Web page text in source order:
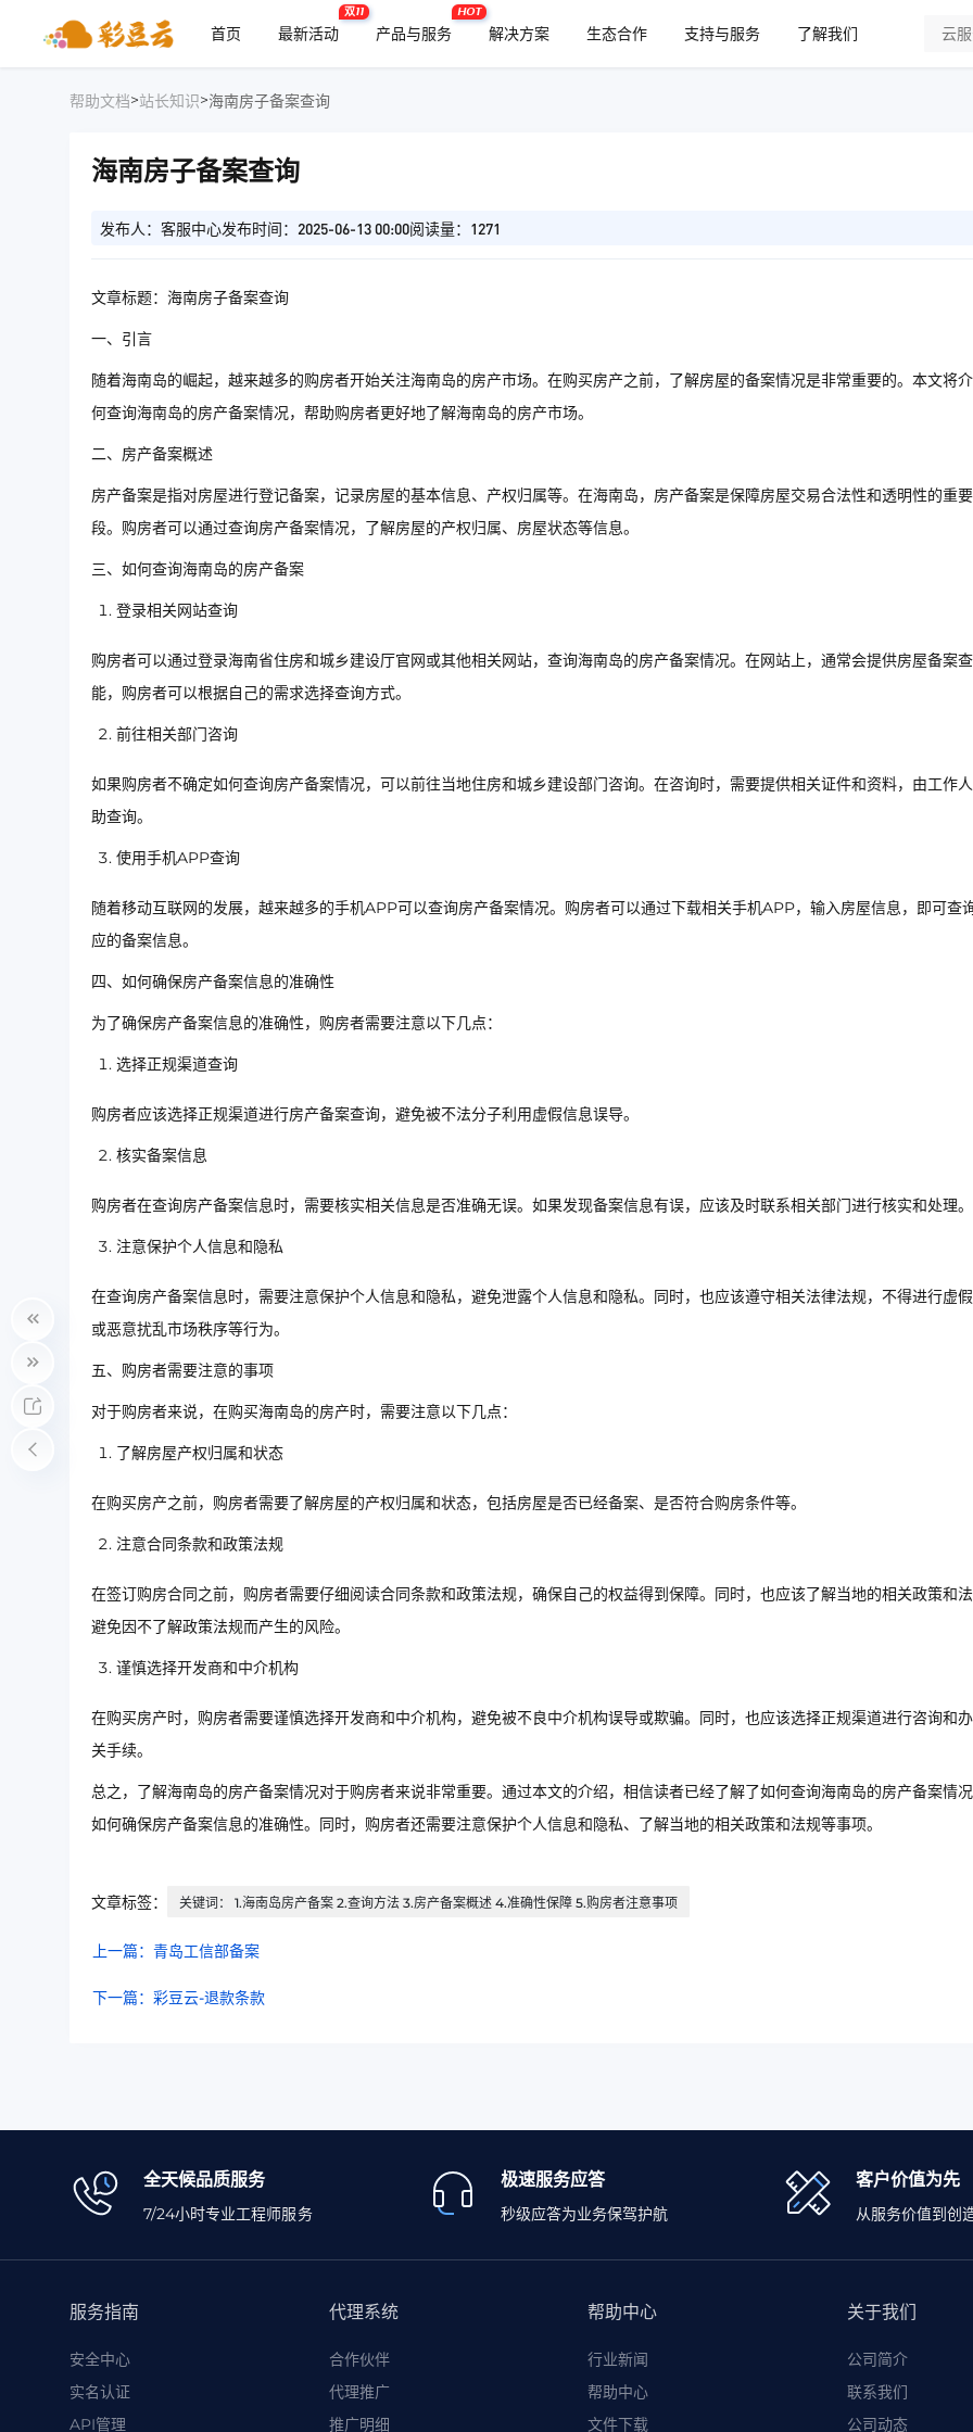
首页 最新活动
双11
产品与服务
HOT
解决方案 生态合作 支持与服务 了解我们
帮助文档>站长知识>海南房子备案查询
海南房子备案查询
发布人：客服中心发布时间：2025-06-13 00:00阅读量：1271
文章标题：海南房子备案查询
一、引言
随着海南岛的崛起，越来越多的购房者开始关注海南岛的房产市场。在购买房产之前，了解房屋的备案情况是非常重要的。本文将
何查询海南岛的房产备案情况，帮助购房者更好地了解海南岛的房产市场。
二、房产备案概述
房产备案是指对房屋进行登记备案，记录房屋的基本信息、产权归属等。在海南岛，房产备案是保障房屋交易合法性和透明性的重
段。购房者可以通过查询房产备案情况，了解房屋的产权归属、房屋状态等信息。
三、如何查询海南岛的房产备案
登录相关网站查询
购房者可以通过登录海南省住房和城乡建设厅官网或其他相关网站，查询海南岛的房产备案情况。在网站上，通常会提供房屋备案
能，购房者可以根据自己的需求选择查询方式。
前往相关部门咨询
如果购房者不确定如何查询房产备案情况，可以前往当地住房和城乡建设部门咨询。在咨询时，需要提供相关证件和资料，由工作
助查询。
使用手机APP查询
随着移动互联网的发展，越来越多的手机APP可以查询房产备案情况。购房者可以通过下载相关手机APP，输入房屋信息，即可查
应的备案信息。
四、如何确保房产备案信息的准确性
为了确保房产备案信息的准确性，购房者需要注意以下几点：
选择正规渠道查询
购房者应该选择正规渠道进行房产备案查询，避免被不法分子利用虚假信息误导。
核实备案信息
购房者在查询房产备案信息时，需要核实相关信息是否准确无误。如果发现备案信息有误，应该及时联系相关部门进行核实和处理。
注意保护个人信息和隐私
在查询房产备案信息时，需要注意保护个人信息和隐私，避免泄露个人信息和隐私。同时，也应该遵守相关法律法规，不得进行虚
或恶意扰乱市场秩序等行为。
五、购房者需要注意的事项
对于购房者来说，在购买海南岛的房产时，需要注意以下几点：
了解房屋产权归属和状态
在购买房产之前，购房者需要了解房屋的产权归属和状态，包括房屋是否已经备案、是否符合购房条件等。
注意合同条款和政策法规
在签订购房合同之前，购房者需要仔细阅读合同条款和政策法规，确保自己的权益得到保障。同时，也应该了解当地的相关政策和
避免因不了解政策法规而产生的风险。
谨慎选择开发商和中介机构
在购买房产时，购房者需要谨慎选择开发商和中介机构，避免被不良中介机构误导或欺骗。同时，也应该选择正规渠道进行咨询和
关手续。
总之，了解海南岛的房产备案情况对于购房者来说非常重要。通过本文的介绍，相信读者已经了解了如何查询海南岛的房产备案情
如何确保房产备案信息的准确性。同时，购房者还需要注意保护个人信息和隐私、了解当地的相关政策和法规等事项。
文章标签： 关键词： 1.海南岛房产备案 2.查询方法 3.房产备案概述 4.准确性保障 5.购房者注意事项
上一篇：青岛工信部备案
下一篇：彩豆云-退款条款
全天候品质服务
7/24小时专业工程师服务
极速服务应答
秒级应答为业务保驾护航
客户价值为先
从服务价值到创
服务指南
安全中心
实名认证
API管理
代理系统
合作伙伴
代理推广
推广明细
帮助中心
行业新闻
帮助中心
文件下载
关于我们
公司简介
联系我们
公司动态